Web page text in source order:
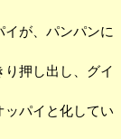
が、パンパンに
押し出し、グイ
パイと化してい